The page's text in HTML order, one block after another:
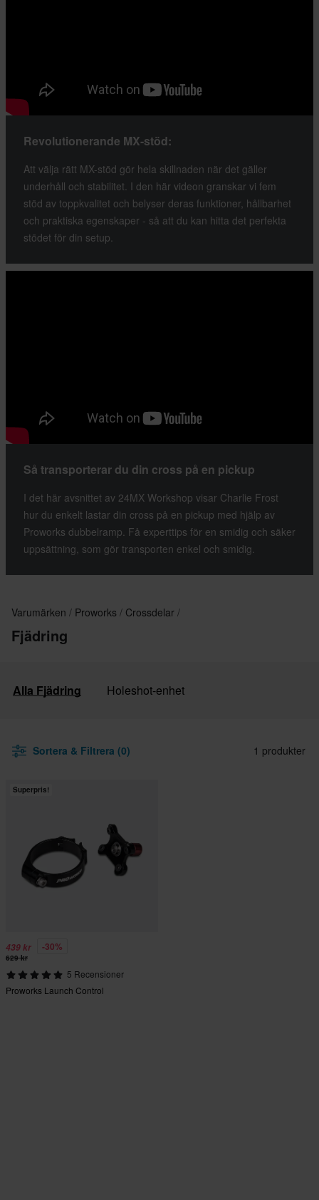
Revolutionerande MX-stöd:
Att välja rätt MX-stöd gör hela skillnaden när det gäller
underhåll och stabilitet. I den här videon granskar vi fem
stöd av toppkvalitet och belyser deras funktioner, hållbarhet
och praktiska egenskaper - så att du kan hitta det perfekta
stödet för din setup.
Så transporterar du din cross på en pickup
I det här avsnittet av 24MX Workshop visar Charlie Frost
hur du enkelt lastar din cross på en pickup med hjälp av
Proworks dubbelramp. Få experttips för en smidig och säker
uppsättning, som gör transporten enkel och smidig.
Varumärken Proworks Crossdelar
Fjädring
Alla Fjädring Holeshot-enhet
Sortera & Filtrera (0) 1 produkter
Superpris!
439 kr -30%
629 kr
5 Recensioner
Proworks Launch Control